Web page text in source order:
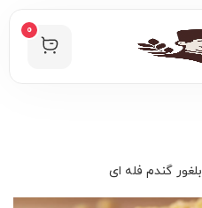
0
بلغور گندم فله ای